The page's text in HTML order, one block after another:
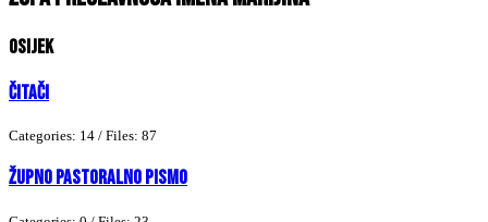
Osijek
Čitači
Categories: 14 / Files: 87
Župno pastoralno pismo